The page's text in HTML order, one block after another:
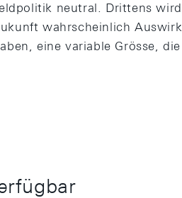
neutral. Drittens
wahrscheinlich
eine variable Grösse,